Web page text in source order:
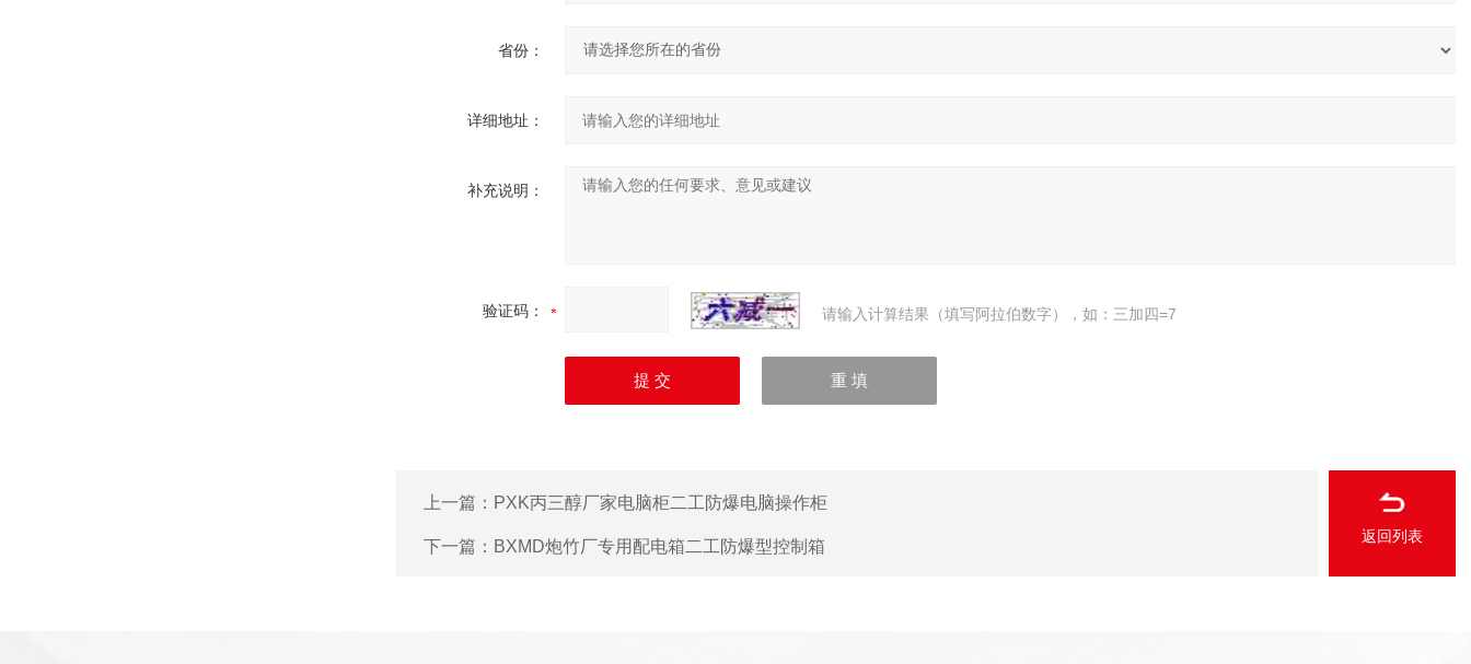
省份：
详细地址：
补充说明：
验证码： 请输入计算结果（填写阿拉伯数字），如：三加四=7
上一篇： PXK丙三醇厂家电脑柜二工防爆电脑操作柜
下一篇： BXMD炮竹厂专用配电箱二工防爆型控制箱
返回列表